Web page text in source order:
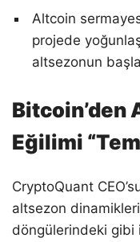
Altcoin
projede
altsezonun
Bitcoin’den
Eğilimi
CryptoQuant
altsezon
döngülerindeki gibi